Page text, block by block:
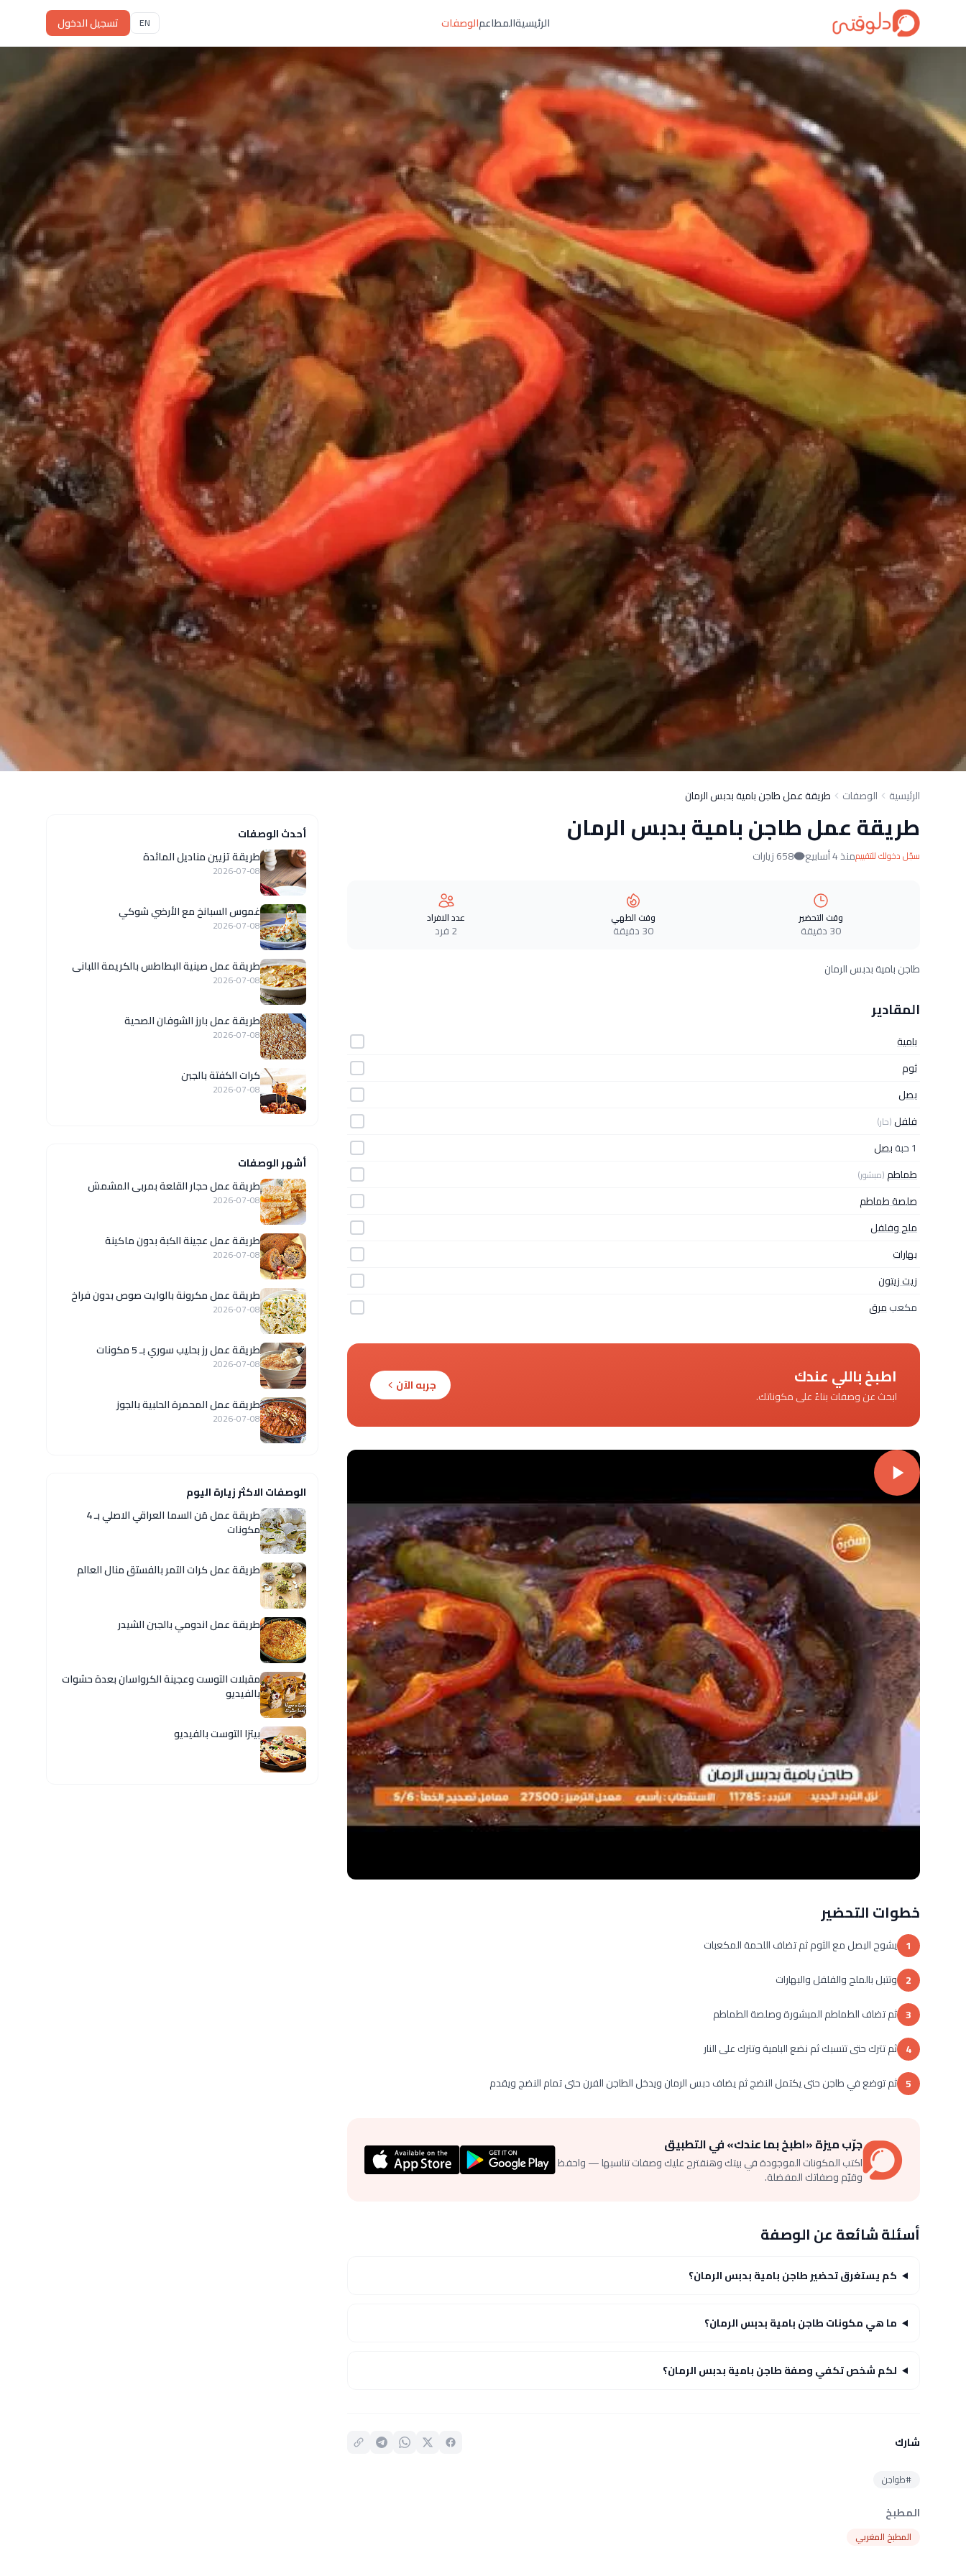
الرئيسيةالمطاعمالوصفات EN تسجيل الدخول
الرئيسية الوصفات طريقة عمل طاجن بامية بدبس الرمان
طريقة عمل طاجن بامية بدبس الرمان
سجّل دخولك للتقييممنذ 4 أسابيع 658 زيارات
وقت التحضير
30 دقيقة
وقت الطهي
30 دقيقة
عدد الافراد
2 فرد
طاجن بامية بدبس الرمان
المقادير
بامية
ثوم
بصل
فلفل(حار)
1 حبة
بصل
طماطم(مبشور)
صلصة طماطم
ملح وفلفل
بهارات
زيت زيتون
مكعبمرق
اطبخ باللي عندك
ابحث عن وصفات بناءً على مكوناتك.
جربه الآن
خطوات التحضير
1 يشوح البصل مع الثوم ثم تضاف اللحمة المكعبات
2 وتتبل بالملح والفلفل والبهارات
3 ثم تضاف الطماطم المبشورة وصلصة الطماطم
4 ثم تترك حتى تتسبك ثم نضع البامية وتترك على النار
5 ثم توضع في طاجن حتى يكتمل النضج ثم يضاف دبس الرمان ويدخل الطاجن الفرن حتى تمام النضج ويقدم
جرّب ميزة «اطبخ بما عندك» في التطبيق
اكتب المكونات الموجودة في بيتك وهنقترح عليك وصفات تناسبها — واحفظ
وقيّم وصفاتك المفضلة.
أسئلة شائعة عن الوصفة
كم يستغرق تحضير طاجن بامية بدبس الرمان؟
ما هي مكونات طاجن بامية بدبس الرمان؟
لكم شخص تكفي وصفة طاجن بامية بدبس الرمان؟
شارك
#طواجن
المطبخ
المطبخ المغربي
أحدث الوصفات
طريقة تزيين مناديل المائدة
2026-07-08
غموس السبانخ مع الأرضي شوكي
2026-07-08
طريقة عمل صينية البطاطس بالكريمة اللبانى
2026-07-08
طريقة عمل بارز الشوفان الصحية
2026-07-08
كرات الكفتة بالجبن
2026-07-08
أشهر الوصفات
طريقة عمل حجار القلعة بمربى المشمش
2026-07-08
طريقة عمل عجينة الكبة بدون ماكينة
2026-07-08
طريقة عمل مكرونة بالوايت صوص بدون فراخ
2026-07-08
طريقة عمل رز بحليب سوري بـ 5 مكونات
2026-07-08
طريقة عمل المحمرة الحلبية بالجوز
2026-07-08
الوصفات الاكثر زيارة اليوم
طريقة عمل مَن السما العراقي الاصلي بـ 4
مكونات
طريقة عمل كرات التمر بالفستق منال العالم
طريقة عمل اندومي بالجبن الشيدر
مقبلات التوست وعجينة الكرواسان بعدة حشوات
بالفيديو
بيتزا التوست بالفيديو